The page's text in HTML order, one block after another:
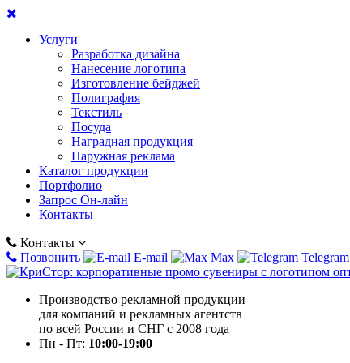
Услуги
Разработка дизайна
Нанесение логотипа
Изготовление бейджей
Полиграфия
Текстиль
Посуда
Наградная продукция
Наружная реклама
Каталог продукции
Портфолио
Запрос Он-лайн
Контакты
Контакты
Позвонить
E-mail Max Telegram
Производство рекламной продукции
для компаний и рекламных агентств
по всей России и СНГ с 2008 года
Пн - Пт: 10:00-19:00